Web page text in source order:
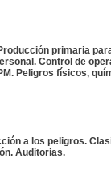
primaria
Control de
Peligros físicos,
a los peligros.
Auditorias.